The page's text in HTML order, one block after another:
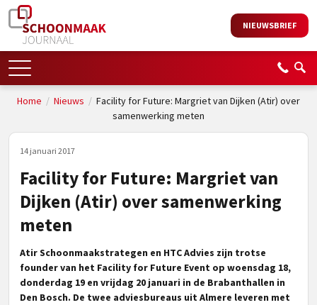
NIEUWSBRIEF
Home / Nieuws / Facility for Future: Margriet van Dijken (Atir) over
samenwerking meten
14 januari 2017
Facility for Future: Margriet van
Dijken (Atir) over samenwerking
meten
Atir Schoonmaakstrategen en HTC Advies zijn trotse
founder van het Facility for Future Event op woensdag 18,
donderdag 19 en vrijdag 20 januari in de Brabanthallen in
Den Bosch. De twee adviesbureaus uit Almere leveren met